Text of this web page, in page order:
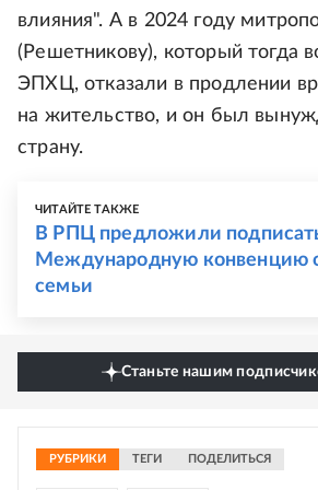
влияния". А в 2024 году
(Решетникову), который тогда
ЭПХЦ, отказали в продлении
на жительство, и он был
страну.
ЧИТАЙТЕ ТАКЖЕ
В РПЦ предложили
Международную конвенцию
семьи
Станьте нашим
РУБРИКИ ТЕГИ ПОДЕЛИТЬСЯ